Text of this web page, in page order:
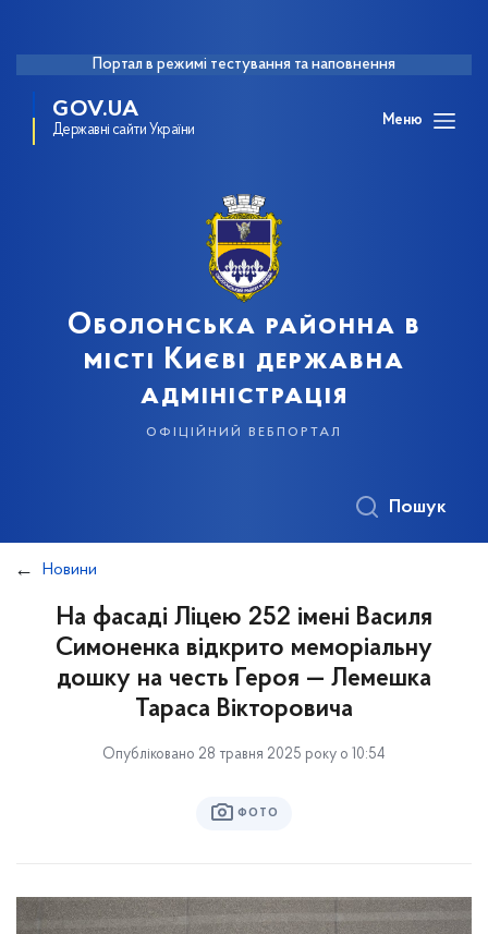
Портал в режимі тестування та наповнення
GOV.UA
Державні сайти України
Меню
Оболонська районна в
місті Києві державна
адміністрація
офіційний вебпортал
Пошук
Новини
На фасаді Ліцею 252 імені Василя
Симоненка відкрито меморіальну
дошку на честь Героя — Лемешка
Тараса Вікторовича
Опубліковано 28 травня 2025 року о 10:54
ФОТО